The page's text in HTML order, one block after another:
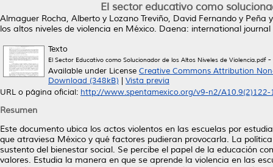
El sector educativo como
Almaguer Rocha, Alberto y Lozano Treviño, David Fernando y Peña
los altos niveles de violencia en México. Daena: international journal
Texto
El Sector Educativo como Solucionador de los Altos Niveles de Violencia.pdf-
Available under License Creative Commons Attribution
Download (348kB)
Vista previa
URL o página oficial: http://www.spentamexico.org/v9-n2/A10.9(2)122-
Resumen
Este documento ubica los actos violentos en las escuelas por
que atraviesa México y qué factores pudieran provocarla. La
sustento del bienestar social. Se percibe el papel de la educación
valores. Estudia la manera en que se aprende la violencia en las